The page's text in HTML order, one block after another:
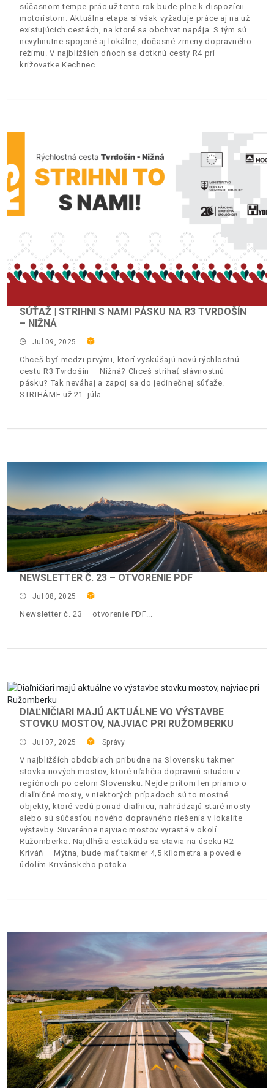
súčasnom tempe prác už tento rok bude plne k dispozícii
motoristom. Aktuálna etapa si však vyžaduje práce aj na už
existujúcich cestách, na ktoré sa obchvat napája. S tým sú
nevyhnutne spojené aj lokálne, dočasné zmeny dopravného
režimu. V najbližších dňoch sa dotknú cesty R4 pri
križovatke Kechnec.
SÚŤAŽ | STRIHNI S NAMI PÁSKU NA R3 TVRDOŠÍN
– NIŽNÁ
Jul 09, 2025
Chceš byť medzi prvými, ktorí vyskúšajú novú rýchlostnú
cestu R3 Tvrdošín – Nižná? Chceš strihať slávnostnú
pásku? Tak neváhaj a zapoj sa do jedinečnej súťaže.
STRIHÁME už 21. júla.
NEWSLETTER Č. 23 – OTVORENIE PDF
Jul 08, 2025
Newsletter č. 23 – otvorenie PDF
DIAĽNIČIARI MAJÚ AKTUÁLNE VO VÝSTAVBE
STOVKU MOSTOV, NAJVIAC PRI RUŽOMBERKU
Jul 07, 2025 Správy
V najbližších obdobiach pribudne na Slovensku takmer
stovka nových mostov, ktoré uľahčia dopravnú situáciu v
regiónoch po celom Slovensku. Nejde pritom len priamo o
diaľničné mosty, v niektorých prípadoch sú to mostné
objekty, ktoré vedú ponad diaľnicu, nahrádzajú staré mosty
alebo sú súčasťou nového dopravného riešenia v lokalite
výstavby. Suverénne najviac mostov vyrastá v okolí
Ružomberka. Najdlhšia estakáda sa stavia na úseku R2
Kriváň – Mýtna, bude mať takmer 4,5 kilometra a povedie
údolím Krivánskeho potoka.